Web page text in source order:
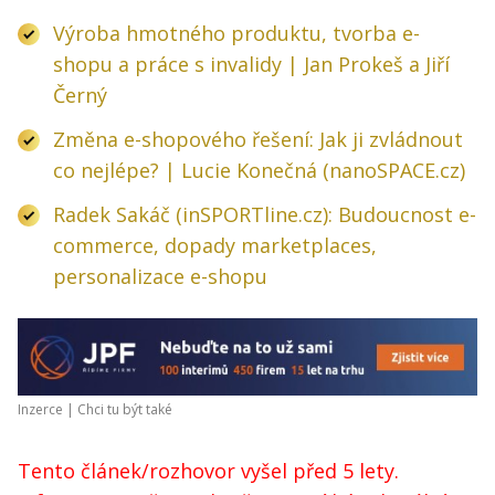
Výroba hmotného produktu, tvorba e-
shopu a práce s invalidy | Jan Prokeš a Jiří
Černý
Změna e-shopového řešení: Jak ji zvládnout
co nejlépe? | Lucie Konečná (nanoSPACE.cz)
Radek Sakáč (inSPORTline.cz): Budoucnost e-
commerce, dopady marketplaces,
personalizace e-shopu
Inzerce | Chci tu být také
Tento článek/rozhovor vyšel před 5 lety.